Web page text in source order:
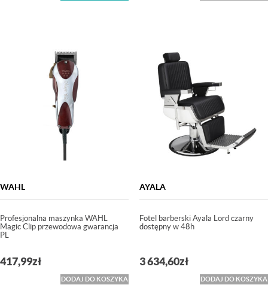
WAHL
Profesjonalna maszynka WAHL
Magic Clip przewodowa gwarancja
PL
417,99zł
DODAJ DO KOSZYKA
AYALA
Fotel barberski Ayala Lord czarny
dostępny w 48h
3 634,60zł
DODAJ DO KOSZYKA